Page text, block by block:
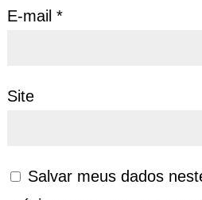
E-mail *
Site
Salvar meus dados